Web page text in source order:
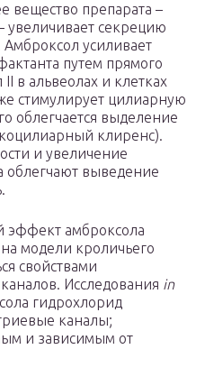
вещество препарата –
увеличивает секрецию
усиливает
путем прямого
в альвеолах и клетках
стимулирует цилиарную
облегчается выделение
клиренс).
и увеличение
облегчают выведение
амброксола
модели кроличьего
свойствами
Исследования in
гидрохлорид
каналы;
и зависимым от